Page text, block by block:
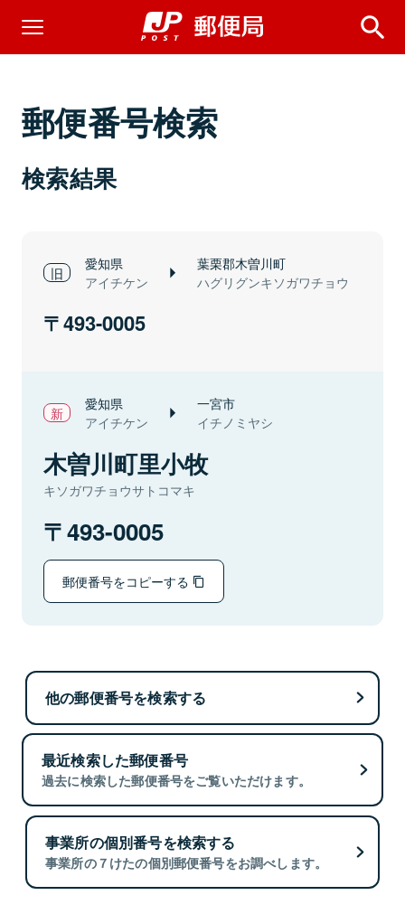
郵便番号検索
検索結果
愛知県
アイチケン
葉栗郡木曽川町
ハグリグンキソガワチョウ
493-0005
愛知県
アイチケン
一宮市
イチノミヤシ
木曽川町里小牧
キソガワチョウサトコマキ
493-0005
郵便番号をコピーする
他の郵便番号を検索する
最近検索した郵便番号
過去に検索した郵便番号をご覧いただけます。
事業所の個別番号を検索する
事業所の７けたの個別郵便番号をお調べします。